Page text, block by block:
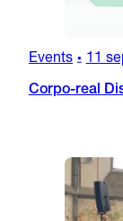
Events • 11
Corpo-real